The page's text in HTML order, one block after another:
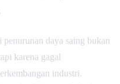
daya saing bukan
karena gagal
industri.